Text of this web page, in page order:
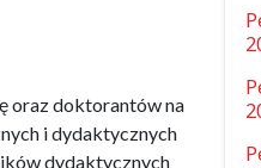
oraz doktorantów na
i dydaktycznych
dydaktycznych